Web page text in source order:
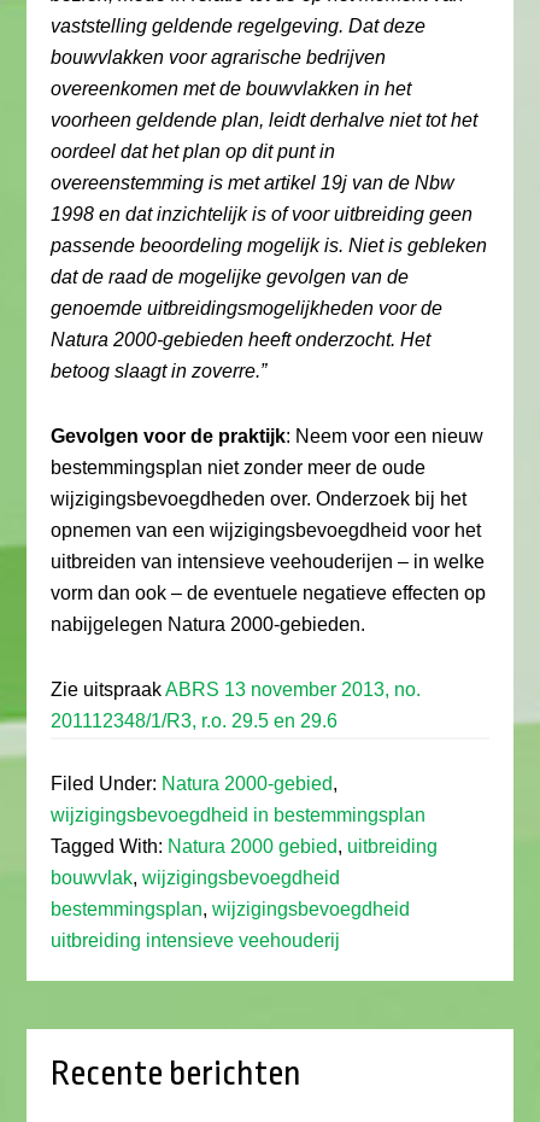
vaststelling geldende regelgeving. Dat deze
bouwvlakken voor agrarische bedrijven
overeenkomen met de bouwvlakken in het
voorheen geldende plan, leidt derhalve niet tot het
oordeel dat het plan op dit punt in
overeenstemming is met artikel 19j van de Nbw
1998 en dat inzichtelijk is of voor uitbreiding geen
passende beoordeling mogelijk is. Niet is gebleken
dat de raad de mogelijke gevolgen van de
genoemde uitbreidingsmogelijkheden voor de
Natura 2000-gebieden heeft onderzocht. Het
betoog slaagt in zoverre.”
Gevolgen voor de praktijk: Neem voor een nieuw
bestemmingsplan niet zonder meer de oude
wijzigingsbevoegdheden over. Onderzoek bij het
opnemen van een wijzigingsbevoegdheid voor het
uitbreiden van intensieve veehouderijen – in welke
vorm dan ook – de eventuele negatieve effecten op
nabijgelegen Natura 2000-gebieden.
Zie uitspraakABRS 13 november 2013, no.
201112348/1/R3, r.o. 29.5 en 29.6
Filed Under: Natura 2000-gebied,
wijzigingsbevoegdheid in bestemmingsplan
Tagged With: Natura 2000 gebied, uitbreiding
bouwvlak,wijzigingsbevoegdheid
bestemmingsplan,wijzigingsbevoegdheid
uitbreiding intensieve veehouderij
Recente berichten